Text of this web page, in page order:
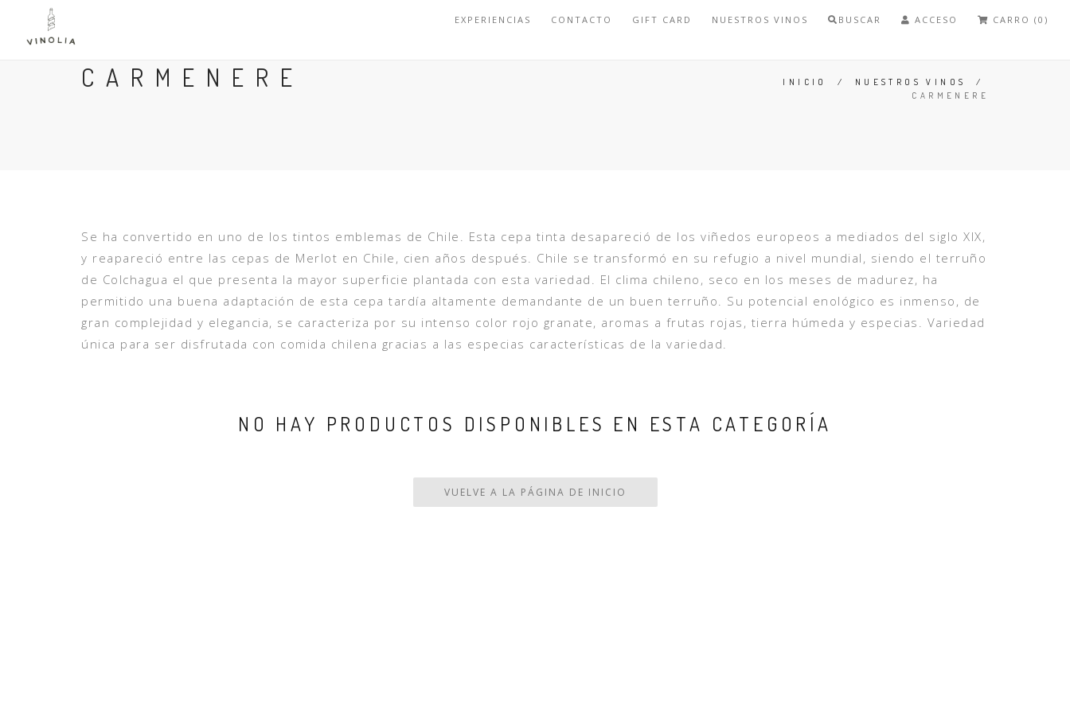
EXPERIENCIAS CONTACTO GIFT CARD NUESTROS VINOS BUSCAR ACCESO CARRO (0)
CARMENERE INICIO / NUESTROS VINOS
/
CARMENERE
Se ha convertido en uno de los tintos emblemas de Chile. Esta cepa tinta desapareció de los viñedos europeos a mediados del siglo XIX,
y reapareció entre las cepas de Merlot en Chile, cien años después. Chile se transformó en su refugio a nivel mundial, siendo el terruño
de Colchagua el que presenta la mayor superficie plantada con esta variedad. El clima chileno, seco en los meses de madurez, ha
permitido una buena adaptación de esta cepa tardía altamente demandante de un buen terruño. Su potencial enológico es inmenso, de
gran complejidad y elegancia, se caracteriza por su intenso color rojo granate, aromas a frutas rojas, tierra húmeda y especias. Variedad
única para ser disfrutada con comida chilena gracias a las especias características de la variedad.
NO HAY PRODUCTOS DISPONIBLES EN ESTA CATEGORÍA
VUELVE A LA PÁGINA DE INICIO